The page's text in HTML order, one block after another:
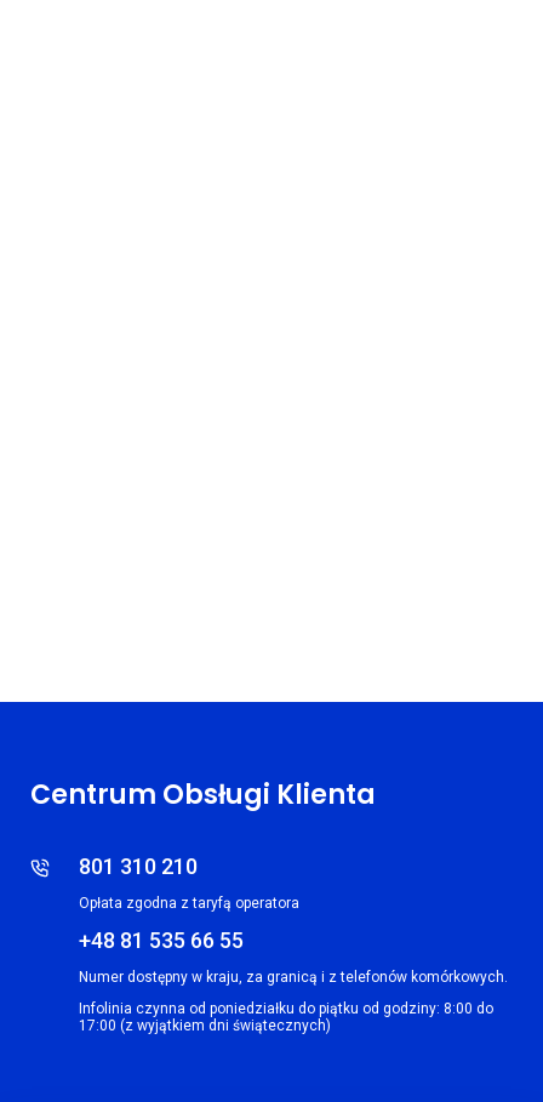
Centrum Obsługi Klienta
801 310 210
Opłata zgodna z taryfą operatora
+48 81 535 66 55
Numer dostępny w kraju, za granicą i z telefonów komórkowych.
Infolinia czynna od poniedziałku do piątku od godziny: 8:00 do
17:00 (z wyjątkiem dni świątecznych)